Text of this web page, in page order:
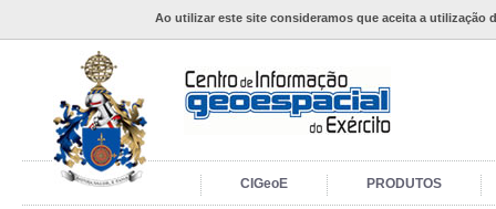
Ao utilizar este site consideramos que aceita a utilização
CIGeoE PRODUTOS